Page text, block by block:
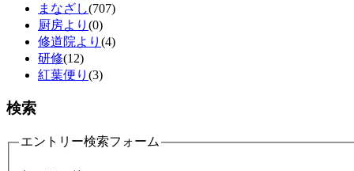
まなざし(707)
厨房より (0)
修道院より (4)
研修(12)
紅葉便り (3)
検索
エントリー検索フォーム